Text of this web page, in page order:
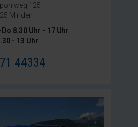
125
Minden
8.30 Uhr - 17 Uhr
- 13 Uhr
44334